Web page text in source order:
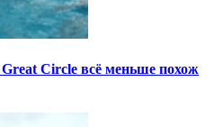
Circle всё меньше похож